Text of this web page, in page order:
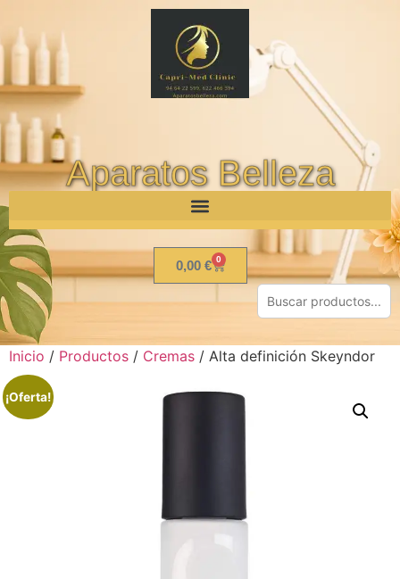
Aparatos Belleza
0,00 € 0
Inicio / Productos / Cremas / Alta definición Skeyndor
¡Oferta!